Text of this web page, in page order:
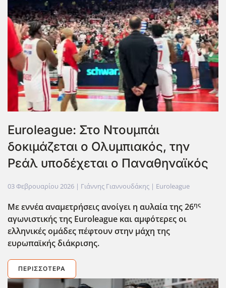
Euroleague: Στο Ντουμπάι
δοκιμάζεται ο Ολυμπιακός, την
Ρεάλ υποδέχεται ο Παναθηναϊκός
03 Φεβρουαρίου 2026 | Γιάννης Γιαννουδάκης | Euroleague
Με εννέα αναμετρήσεις ανοίγει η αυλαία της 26ης
αγωνιστικής της Euroleague και αμφότερες οι
ελληνικές ομάδες πέφτουν στην μάχη της
ευρωπαϊκής διάκρισης.
ΠΕΡΙΣΣΌΤΕΡΑ